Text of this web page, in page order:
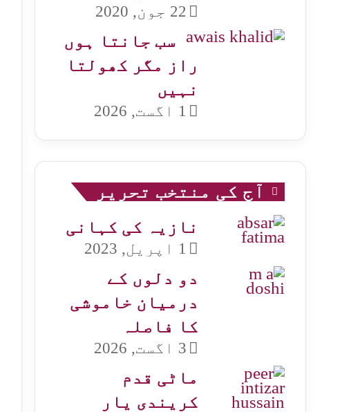
22 جون, 2020
سب جانتا ہوں
راز مگر کھولتا
نہیں
1 اگست, 2026
آج کی منتخب تحریر
نازیہ کی کہانی
1 اپریل, 2023
دو دلوں کے
درمیان خاموشی
کا فاصلہ
3 اگست, 2026
ماٹی قدم
کریندی یار